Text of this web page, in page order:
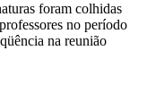
foram colhidas
no período
na reunião